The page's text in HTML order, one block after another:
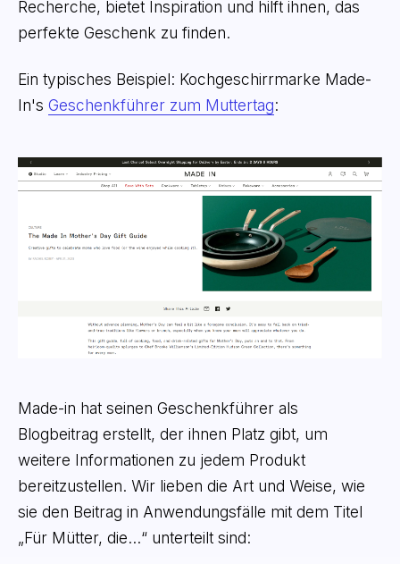
Recherche, bietet Inspiration und hilft ihnen, das
perfekte Geschenk zu finden.
Ein typisches Beispiel: Kochgeschirrmarke Made-
In's Geschenkführer zum Muttertag:
Made-in hat seinen Geschenkführer als
Blogbeitrag erstellt, der ihnen Platz gibt, um
weitere Informationen zu jedem Produkt
bereitzustellen. Wir lieben die Art und Weise, wie
sie den Beitrag in Anwendungsfälle mit dem Titel
„Für Mütter, die...“ unterteilt sind: